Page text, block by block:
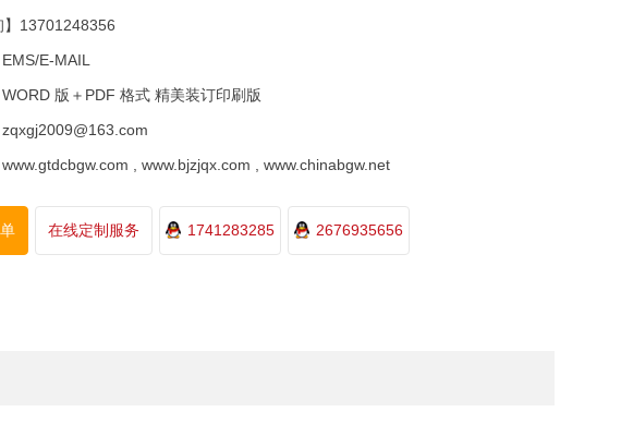
】13701248356
E-MAIL
WORD 版＋PDF 格式 精美装订印刷版
zqxgj2009@163.com
www.gtdcbgw.com , www.bjzjqx.com , www.chinabgw.net
在线定制服务 1741283285 2676935656